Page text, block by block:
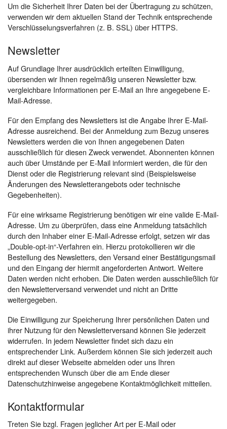
Um die Sicherheit Ihrer Daten bei der Übertragung zu schützen,
verwenden wir dem aktuellen Stand der Technik entsprechende
Verschlüsselungsverfahren (z. B. SSL) über HTTPS.
Newsletter
Auf Grundlage Ihrer ausdrücklich erteilten Einwilligung,
übersenden wir Ihnen regelmäßig unseren Newsletter bzw.
vergleichbare Informationen per E-Mail an Ihre angegebene E-
Mail-Adresse.
Für den Empfang des Newsletters ist die Angabe Ihrer E-Mail-
Adresse ausreichend. Bei der Anmeldung zum Bezug unseres
Newsletters werden die von Ihnen angegebenen Daten
ausschließlich für diesen Zweck verwendet. Abonnenten können
auch über Umstände per E-Mail informiert werden, die für den
Dienst oder die Registrierung relevant sind (Beispielsweise
Änderungen des Newsletterangebots oder technische
Gegebenheiten).
Für eine wirksame Registrierung benötigen wir eine valide E-Mail-
Adresse. Um zu überprüfen, dass eine Anmeldung tatsächlich
durch den Inhaber einer E-Mail-Adresse erfolgt, setzen wir das
„Double-opt-in“-Verfahren ein. Hierzu protokollieren wir die
Bestellung des Newsletters, den Versand einer Bestätigungsmail
und den Eingang der hiermit angeforderten Antwort. Weitere
Daten werden nicht erhoben. Die Daten werden ausschließlich für
den Newsletterversand verwendet und nicht an Dritte
weitergegeben.
Die Einwilligung zur Speicherung Ihrer persönlichen Daten und
ihrer Nutzung für den Newsletterversand können Sie jederzeit
widerrufen. In jedem Newsletter findet sich dazu ein
entsprechender Link. Außerdem können Sie sich jederzeit auch
direkt auf dieser Webseite abmelden oder uns Ihren
entsprechenden Wunsch über die am Ende dieser
Datenschutzhinweise angegebene Kontaktmöglichkeit mitteilen.
Kontaktformular
Treten Sie bzgl. Fragen jeglicher Art per E-Mail oder